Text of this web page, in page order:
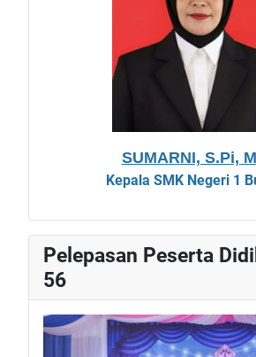
SUMARNI, S.Pi,
Kepala SMK Negeri 1
Pelepasan Peserta
56